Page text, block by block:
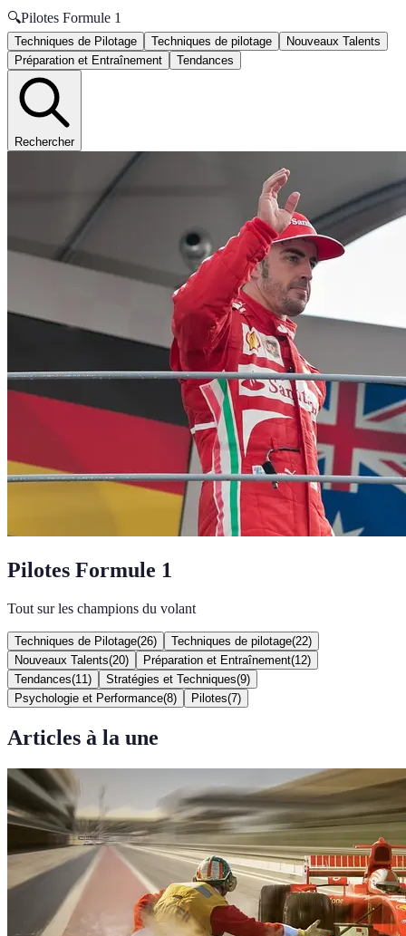
🔍Pilotes Formule 1
Techniques de Pilotage Techniques de pilotage
Nouveaux Talents
Préparation et Entraînement
Tendances
Rechercher
Pilotes Formule 1
Tout sur les champions du volant
Techniques de Pilotage(26) Techniques de pilotage(22)
Nouveaux Talents(20) Préparation et Entraînement(12)
Tendances(11 ) Stratégies et Techniques(9)
Psychologie et Performance(8) Pilotes(7)
Articles à la une